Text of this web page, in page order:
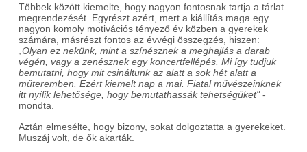
Többek között kiemelte, hogy nagyon fontosnak tartja a tárlat
megrendezését. Egyrészt azért, mert a kiállítás maga egy
nagyon komoly motivációs tényező év közben a gyerekek
számára, másrészt fontos az évvégi összegzés, hiszen:
„Olyan ez nekünk, mint a színésznek a meghajlás a darab
végén, vagy a zenésznek egy koncertfellépés. Mi így tudjuk
bemutatni, hogy mit csináltunk az alatt a sok hét alatt a
műteremben. Ezért kiemelt nap a mai. Fiatal művészeinknek
itt nyílik lehetősége, hogy bemutathassák tehetségüket"-
mondta.
Aztán elmesélte, hogy bizony, sokat dolgoztatta a gyerekeket.
Muszáj volt, de ők akarták.